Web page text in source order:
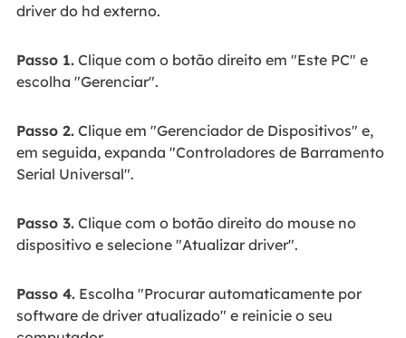
driver do hd externo.
Passo 1.Clique com o botão direito em "Este PC" e
escolha "Gerenciar".
Passo 2.Clique em "Gerenciador de Dispositivos" e,
em seguida, expanda "Controladores de Barramento
Serial Universal".
Passo 3.Clique com o botão direito do mouse no
dispositivo e selecione "Atualizar driver".
Passo 4.Escolha "Procurar automaticamente por
software de driver atualizado" e reinicie o seu